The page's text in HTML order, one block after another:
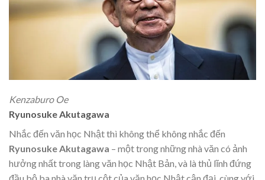
Kenzaburo Oe
Ryunosuke Akutagawa
Nhắc đến văn học Nhật thì không thể không nhắc đến
Ryunosuke Akutagawa – một trong những nhà văn có ảnh
hưởng nhất trong làng văn học Nhật Bản, và là thủ lĩnh đứng